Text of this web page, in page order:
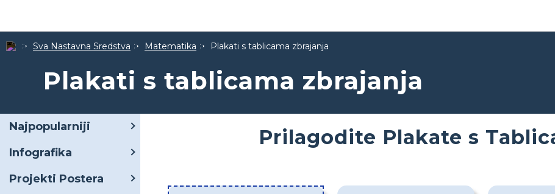
Sva Nastavna Sredstva Matematika Plakati s tablicama zbrajanja
Plakati s tablicama zbrajanja
Najpopularniji
Infografika
Projekti Postera
Prilagodite Plakate s